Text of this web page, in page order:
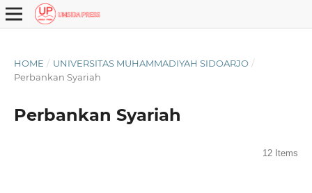
HOME / UNIVERSITAS MUHAMMADIYAH SIDOARJO /
Perbankan Syariah
Perbankan Syariah
12 Items